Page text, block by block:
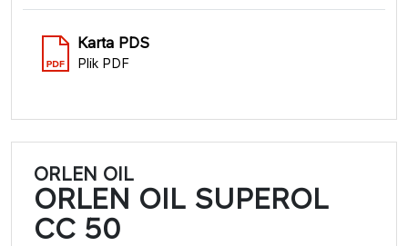
Karta PDS
Plik PDF
ORLEN OIL
ORLEN OIL SUPEROL
CC 50